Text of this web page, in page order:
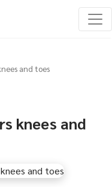
and toes
knees and